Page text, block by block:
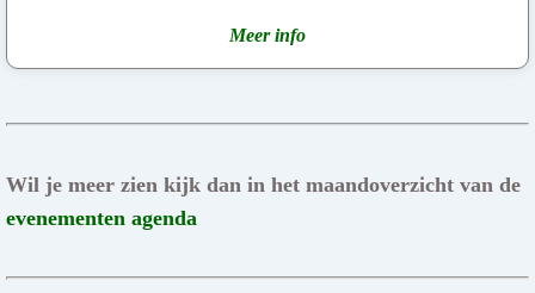
Meer info
Wil je meer zien kijk dan in het maandoverzicht van de
evenementen agenda